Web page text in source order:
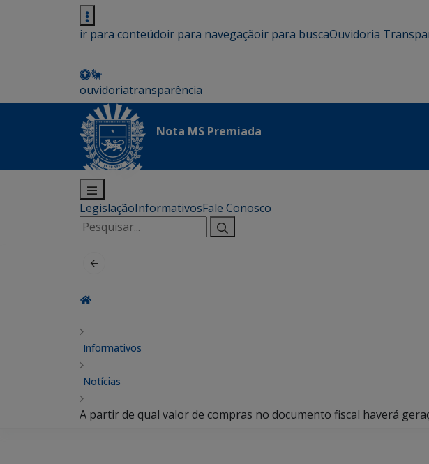
ir para conteúdoir para navegaçãoir para buscaOuvidoria
ouvidoriatransparência
Nota MS Premiada
LegislaçãoInformativosFale Conosco
Pesquisar
por:
Informativos
Notícias
A partir de qual valor de compras no documento fiscal haverá